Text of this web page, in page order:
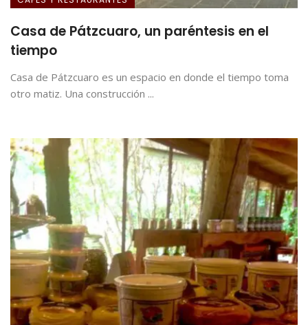
Casa de Pátzcuaro, un paréntesis en el
tiempo
Casa de Pátzcuaro es un espacio en donde el tiempo toma
otro matiz. Una construcción ...